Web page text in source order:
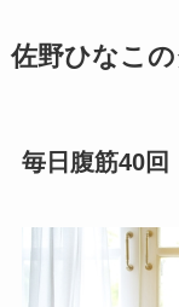
佐野ひなこの
毎日腹筋40回